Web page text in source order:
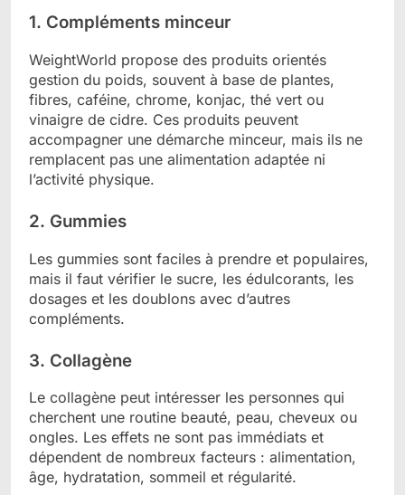
1. Compléments minceur
WeightWorld propose des produits orientés
gestion du poids, souvent à base de plantes,
fibres, caféine, chrome, konjac, thé vert ou
vinaigre de cidre. Ces produits peuvent
accompagner une démarche minceur, mais ils ne
remplacent pas une alimentation adaptée ni
l’activité physique.
2. Gummies
Les gummies sont faciles à prendre et populaires,
mais il faut vérifier le sucre, les édulcorants, les
dosages et les doublons avec d’autres
compléments.
3. Collagène
Le collagène peut intéresser les personnes qui
cherchent une routine beauté, peau, cheveux ou
ongles. Les effets ne sont pas immédiats et
dépendent de nombreux facteurs : alimentation,
âge, hydratation, sommeil et régularité.